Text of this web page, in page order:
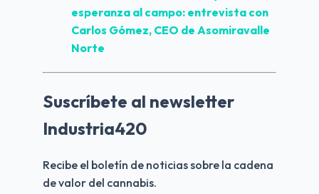
esperanza al campo: entrevista con
Carlos Gómez, CEO de Asomiravalle
Norte
Suscríbete al newsletter
Industria420
Recibe el boletín de noticias sobre la cadena
de valor del cannabis.